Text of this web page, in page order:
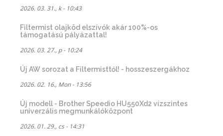
2026. 03. 31., k - 10:43
Filtermist olajköd elszívók akár 100%-os
támogatású pályázattal!
2026. 03. 27., p - 10:24
Új AW sorozat a Filtermisttől! - hosszeszergákhoz
2026. 02. 16., Mon - 13:56
Új modell - Brother Speedio HU550Xd2 vízszintes
univerzális megmunkálóközpont
2026. 01. 29., cs - 14:31